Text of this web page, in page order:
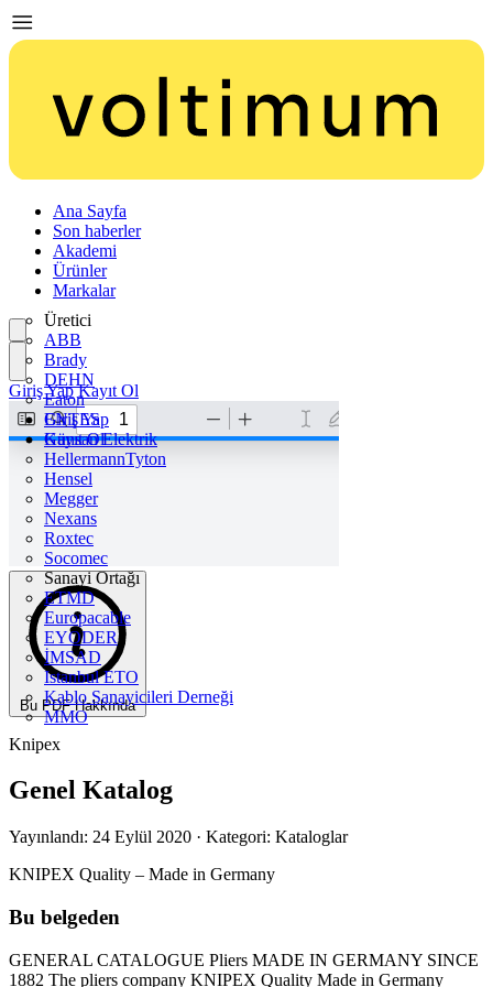
Ana Sayfa
Son haberler
Akademi
Ürünler
Markalar
Üretici
ABB
Brady
DEHN
Eaton
ENTES
Günsan Elektrik
HellermannTyton
Hensel
Megger
Nexans
Roxtec
Socomec
Sanayi Ortağı
ETMD
Europacable
EYODER
İMSAD
Istanbul ETO
Kablo Sanayicileri Derneği
MMO
Giriş Yap
Kayıt Ol
Giriş Yap Kayıt Ol
Bu PDF Hakkında
Knipex
Genel Katalog
Yayınlandı: 24 Eylül 2020 · Kategori: Kataloglar
KNIPEX Quality – Made in Germany
Bu belgeden
GENERAL CATALOGUE Pliers MADE IN GERMANY SINCE
1882 The pliers company KNIPEX Quality Made in Germany